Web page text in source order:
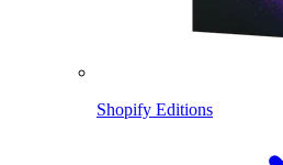
Shopify Editions